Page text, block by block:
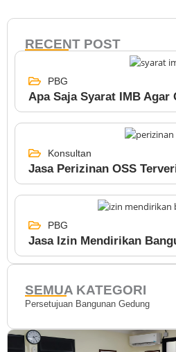
RECENT POST
PBG
Apa Saja Syarat IMB Agar
Konsultan
Jasa Perizinan OSS
PBG
Jasa Izin Mendirikan
SEMUA KATEGORI
Persetujuan Bangunan Gedung